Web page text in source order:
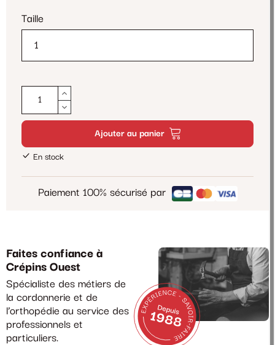
Taille
Ajouter au panier
En stock
Paiement 100% sécurisé par
Faites confiance à
Crépins Ouest
Spécialiste des métiers de
la cordonnerie et de
l’orthopédie au service des
professionnels et
particuliers.